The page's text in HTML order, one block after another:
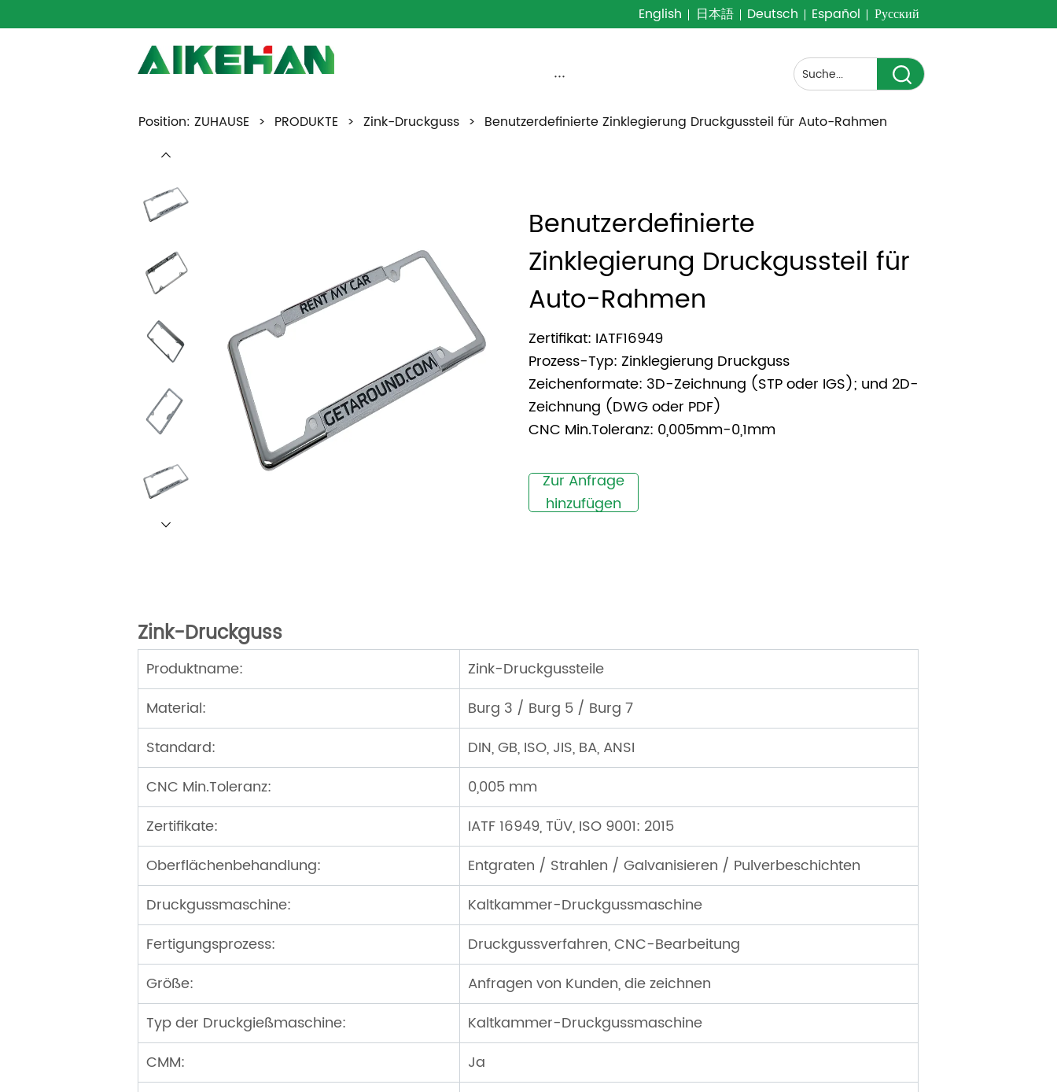
English 日本語 Deutsch Español Русский
···
Position: ZUHAUSE > PRODUKTE > Zink-Druckguss > Benutzerdefinierte Zinklegierung Druckgussteil für Auto-Rahmen
Benutzerdefinierte
Zinklegierung Druckgussteil für
Auto-Rahmen
Zertifikat: IATF16949
Prozess-Typ: Zinklegierung Druckguss
Zeichenformate: 3D-Zeichnung (STP oder IGS); und 2D-
Zeichnung (DWG oder PDF)
CNC Min.Toleranz: 0,005mm-0,1mm
Zur Anfrage
hinzufügen
Zink-Druckguss
Produktname:
Zink-Druckgussteile
Material:
Burg 3 / Burg 5 / Burg 7
Standard:
DIN, GB, ISO, JIS, BA, ANSI
CNC Min.Toleranz:
0,005 mm
Zertifikate:
IATF 16949, TÜV, ISO 9001: 2015
Oberflächenbehandlung:
Entgraten / Strahlen / Galvanisieren / Pulverbeschichten
Druckgussmaschine:
Kaltkammer-Druckgussmaschine
Fertigungsprozess:
Druckgussverfahren, CNC-Bearbeitung
Größe:
Anfragen von Kunden, die zeichnen
Typ der Druckgießmaschine:
Kaltkammer-Druckgussmaschine
CMM:
Ja